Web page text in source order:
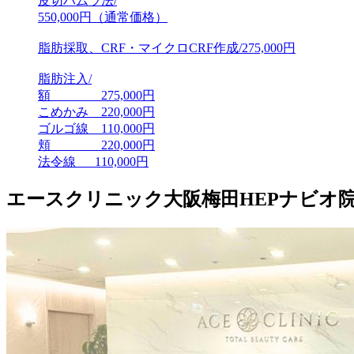
550,000円（通常価格）
脂肪採取、CRF・マイクロCRF作成/275,000円
脂肪注入/
額 275,000円
こめかみ 220,000円
ゴルゴ線 110,000円
頬 220,000円
法令線 110,000円
エースクリニック大阪梅田HEPナビオ